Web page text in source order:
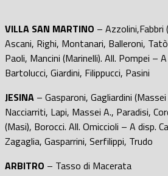
VILLA SAN MARTINO – Azzolini,Fabbri
Ascani, Righi, Montanari, Balleroni,
Paoli, Mancini (Marinelli). All. Pompei –
Bartolucci, Giardini, Filippucci, Pasini
JESINA – Gasparoni, Gagliardini
Nacciarriti, Lapi, Massei A., Paradisi,
(Masi), Borocci. All. Omiccioli – A disp.
Zagaglia, Gasparrini, Serfilippi, Trudo
ARBITRO – Tasso di Macerata